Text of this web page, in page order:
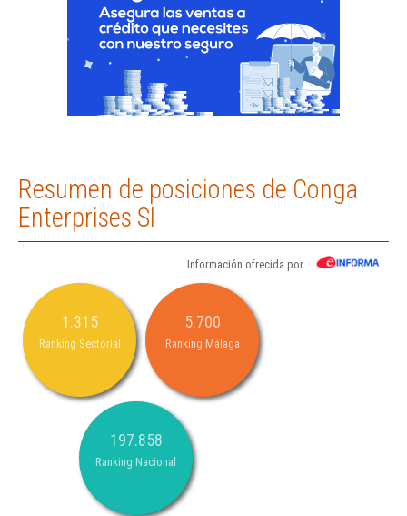
Resumen de posiciones de Conga
Enterprises Sl
Información ofrecida por
1.315
Ranking Sectorial
5.700
Ranking Málaga
197.858
Ranking Nacional